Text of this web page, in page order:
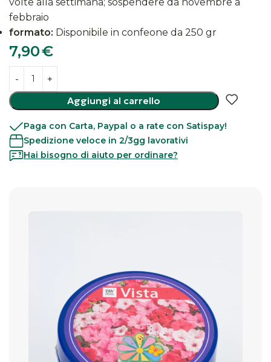
volte alla settimana; sospendere da novembre a
febbraio
formato: Disponibile in confeone da 250 gr
7,90€
Aggiungi al carrello
Paga con Carta, Paypal o a rate con Satispay!
Spedizione veloce in 2/3gg lavorativi
Hai bisogno di aiuto per ordinare?